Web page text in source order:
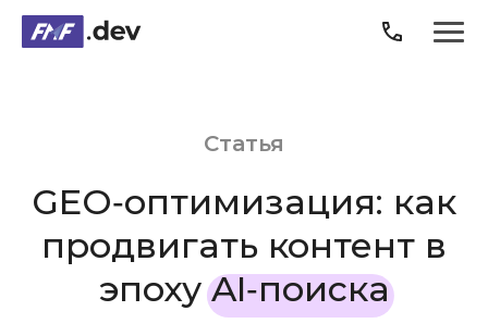
О компании
Статья
GEO‑оптимизация: как
продвигать контент в
эпохуAI‑поиска